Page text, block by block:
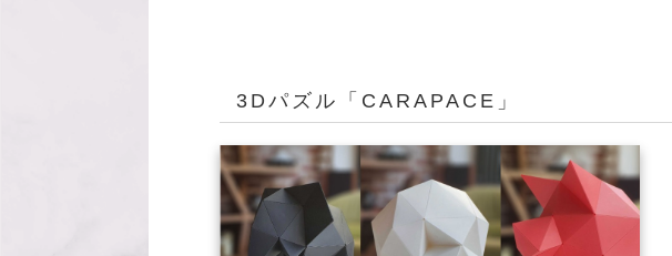
3Dパズル「CARAPACE」